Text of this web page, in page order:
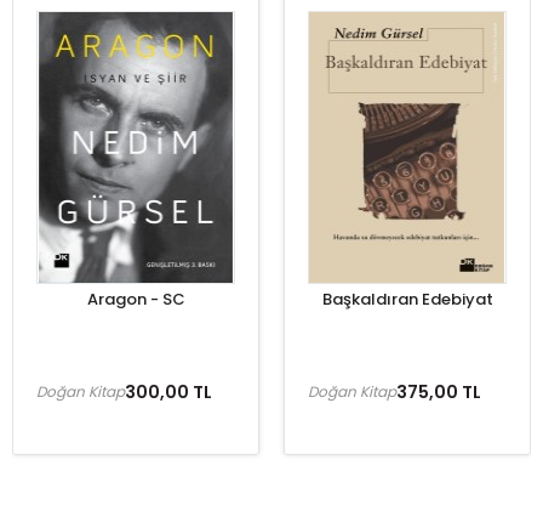
Aragon - SC
300,00 TL
Doğan Kitap
Başkaldıran Edebiyat
375,00 TL
Doğan Kitap